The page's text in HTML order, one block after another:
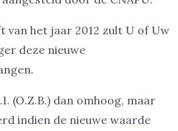
van het jaar 2012 zult U of Uw
deze nieuwe
(O.Z.B.) dan omhoog, maar
indien de nieuwe waarde